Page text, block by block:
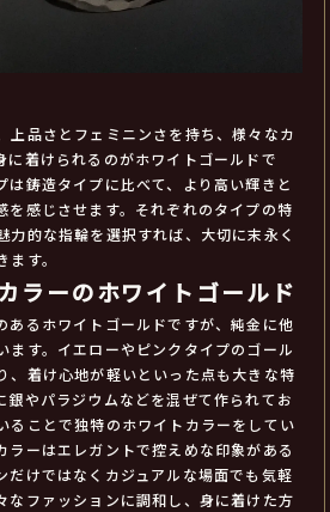
上品さとフェミニンさを持ち、様々なカ
に着けられるのがホワイトゴールドで
は鋳造タイプに比べて、より高い輝きと
を感じさせます。それぞれのタイプの特
力的な指輪を選択すれば、大切に末永く
す。
ラーのホワイトゴールド
あるホワイトゴールドですが、純金に他
ます。イエローやピンクタイプのゴール
、着け心地が軽いといった点も大きな特
銀やパラジウムなどを混ぜて作られてお
ることで独特のホワイトカラーをしてい
ラーはエレガントで控えめな印象がある
だけではなくカジュアルな場面でも気軽
なファッションに調和し、身に着けた方